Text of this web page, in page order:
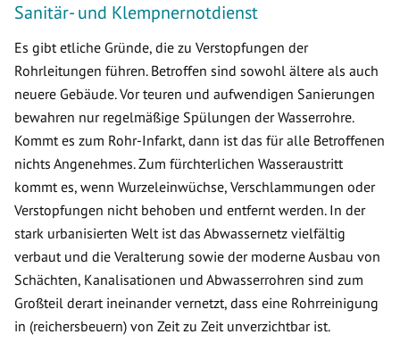
Sanitär- und Klempnernotdienst
Es gibt etliche Gründe, die zu Verstopfungen der
Rohrleitungen führen. Betroffen sind sowohl ältere als auch
neuere Gebäude. Vor teuren und aufwendigen Sanierungen
bewahren nur regelmäßige Spülungen der Wasserrohre.
Kommt es zum Rohr-Infarkt, dann ist das für alle Betroffenen
nichts Angenehmes. Zum fürchterlichen Wasseraustritt
kommt es, wenn Wurzeleinwüchse, Verschlammungen oder
Verstopfungen nicht behoben und entfernt werden. In der
stark urbanisierten Welt ist das Abwassernetz vielfältig
verbaut und die Veralterung sowie der moderne Ausbau von
Schächten, Kanalisationen und Abwasserrohren sind zum
Großteil derart ineinander vernetzt, dass eine Rohrreinigung
in (reichersbeuern) von Zeit zu Zeit unverzichtbar ist.